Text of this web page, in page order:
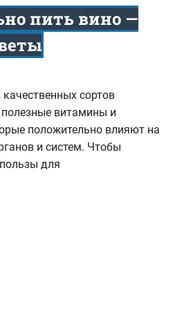
пить вино —
сортов
витамины и
положительно влияют на
и систем. Чтобы
для